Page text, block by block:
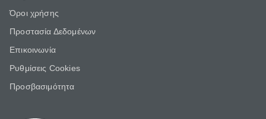
Όροι χρήσης
Προστασία Δεδομένων
Επικοινωνία
Ρυθμίσεις Cookies
Προσβασιμότητα